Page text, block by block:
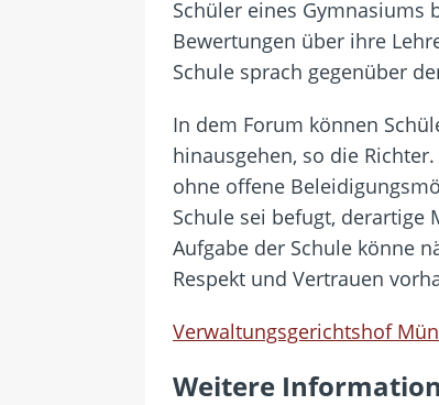
Schüler eines
Bewertungen über ihre
Schule sprach gegenüber
In dem Forum können
hinausgehen, so die
ohne offene
Schule sei befugt, derartige
Aufgabe der Schule könne
Respekt und Vertrauen
Verwaltungsgerichtshof
Weitere